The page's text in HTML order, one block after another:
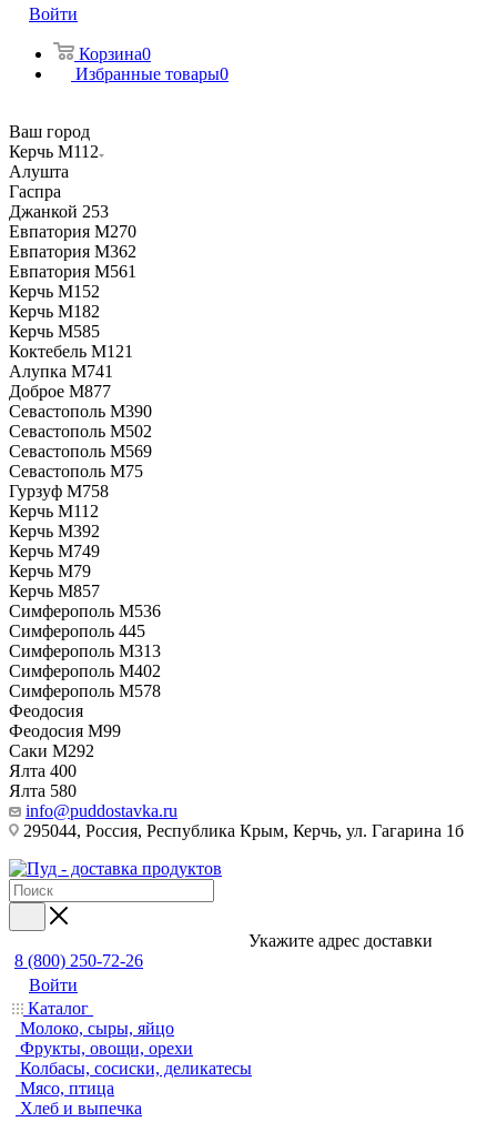
Войти
Корзина0
Избранные товары0
Ваш город
Керчь М112
Алушта
Гаспра
Джанкой 253
Евпатория М270
Евпатория М362
Евпатория М561
Керчь М152
Керчь М182
Керчь М585
Коктебель М121
Алупка М741
Доброе М877
Севастополь М390
Севастополь М502
Севастополь М569
Севастополь М75
Гурзуф М758
Керчь М112
Керчь М392
Керчь М749
Керчь М79
Керчь М857
Симферополь М536
Симферополь 445
Симферополь М313
Симферополь М402
Симферополь М578
Феодосия
Феодосия M99
Саки М292
Ялта 400
Ялта 580
info@puddostavka.ru
295044, Россия, Республика Крым, Керчь, ул. Гагарина 1б
Укажите адрес доставки
8 (800) 250-72-26
Войти
Каталог
Молоко, сыры, яйцо
Фрукты, овощи, орехи
Колбасы, сосиски, деликатесы
Мясо, птица
Хлеб и выпечка